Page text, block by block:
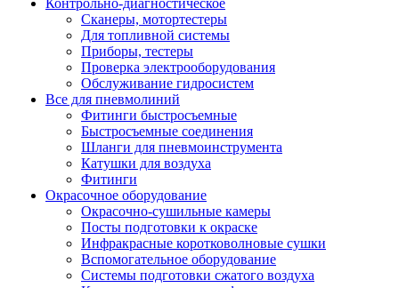
Контрольно-диагностическое
Сканеры, мотортестеры
Для топливной системы
Приборы, тестеры
Проверка электрооборудования
Обслуживание гидросистем
Все для пневмолиний
Фитинги быстросъемные
Быстросъемные соединения
Шланги для пневмоинструмента
Катушки для воздуха
Фитинги
Окрасочное оборудование
Окрасочно-сушильные камеры
Посты подготовки к окраске
Инфракрасные коротковолновые сушки
Вспомогательное оборудование
Системы подготовки сжатого воздуха